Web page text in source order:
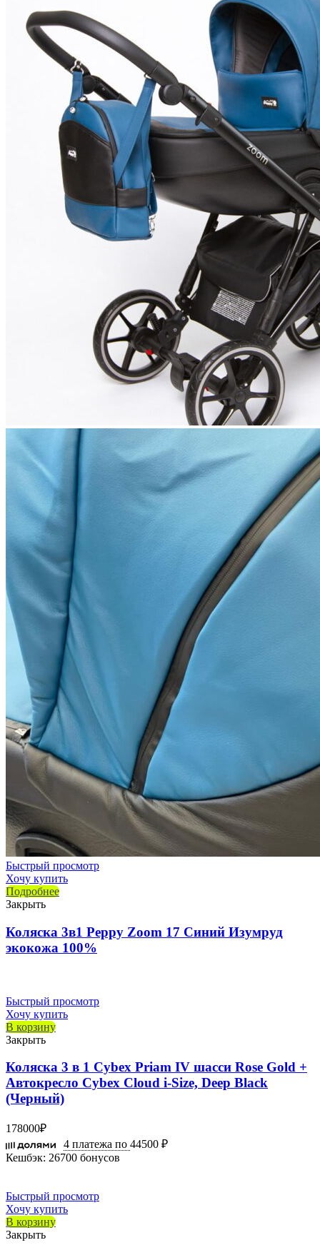
Быстрый просмотр
Хочу купить
Подробнее
Закрыть
Коляска 3в1 Peppy Zoom 17 Синий Изумруд
экокожа 100%
Быстрый просмотр
Хочу купить
В корзину
Закрыть
Коляска 3 в 1 Cybex Priam IV шасси Rose Gold +
Автокресло Cybex Cloud i-Size, Deep Black
(Черный)
178000₽
4 платежа по 44500 ₽
Кешбэк: 26700 бонусов
Быстрый просмотр
Хочу купить
В корзину
Закрыть